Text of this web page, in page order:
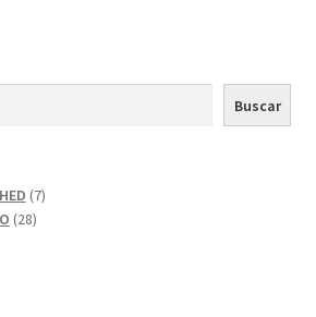
Buscar
77
2828